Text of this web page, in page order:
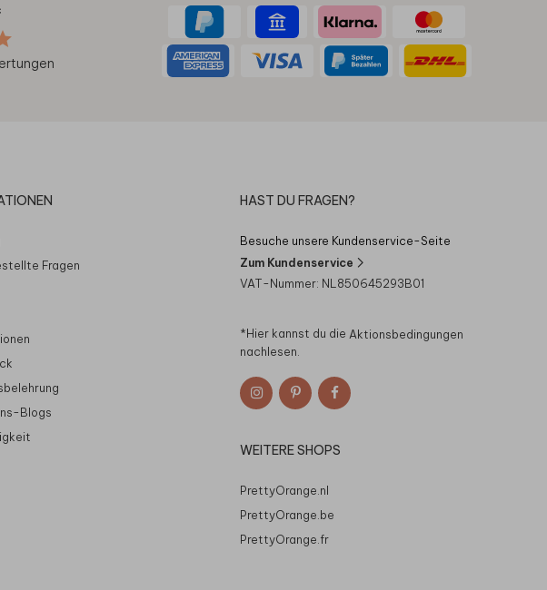
Fragen
Blogs
HAST DU FRAGEN?
Besuche unsere Kundenservice-Seite
Zum Kundenservice
VAT-Nummer: NL850645293B01
*Hier kannst du die Aktionsbedingungen
nachlesen.
WEITERE SHOPS
PrettyOrange.nl
PrettyOrange.be
PrettyOrange.fr